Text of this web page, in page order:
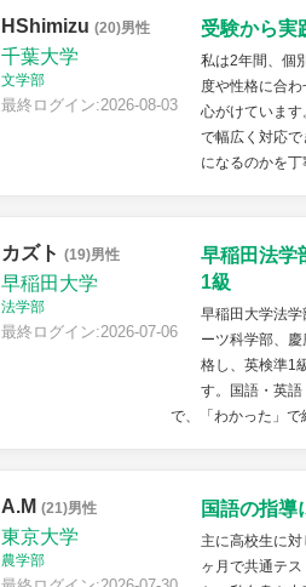
HShimizu (20)男性
千葉大学
文学部
最終ログイン:2026-08-03
受験から実
私は2年間、個
度や性格に合
心がけていま
で幅広く対応
になるのかを
カズト (19)男性
早稲田大学
法学部
最終ログイン:2026-07-06
早稲田法学
1級
早稲田大学法
ーツ科学部、
格し、英検準1
す。国語・英
で、「わかった」
A.M (21)男性
東京大学
農学部
国語の指導
主に高校生に
ヶ月で共通テ